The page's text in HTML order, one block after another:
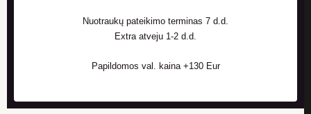
Nuotraukų pateikimo terminas 7 d.d.
Extra atveju 1-2 d.d.
Papildomos val. kaina +130 Eur